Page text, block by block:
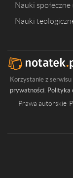
Nauki społeczne
Nauki
Korzystanie z
prywatności. Polityka
Prawa autorskie